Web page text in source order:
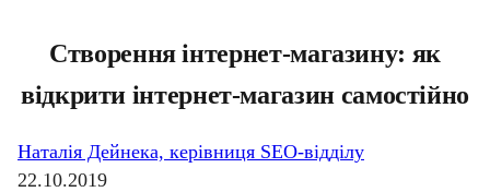
Створення інтернет-магазину: як
відкрити інтернет-магазин самостійно
Наталія Дейнека, керівниця SEO-відділу
22.10.2019